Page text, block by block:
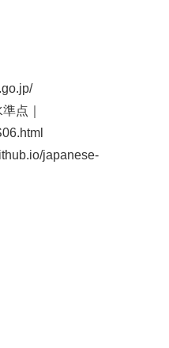
点｜
japanese-